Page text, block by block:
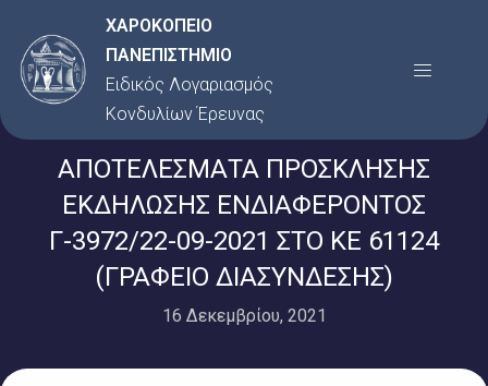
στο
περιεχόμενο
ΧΑΡΟΚΟΠΕΙΟ
ΠΑΝΕΠΙΣΤΗΜΙΟ
Ειδικός Λογαριασμός
Κονδυλίων Έρευνας
Menu
ΑΠΟΤΕΛΕΣΜΑΤΑ ΠΡΟΣΚΛΗΣΗΣ
ΕΚΔΗΛΩΣΗΣ ΕΝΔΙΑΦΕΡΟΝΤΟΣ
Γ-3972/22-09-2021 ΣΤΟ ΚΕ 61124
(ΓΡΑΦΕΙΟ ΔΙΑΣΥΝΔΕΣΗΣ)
16 Δεκεμβρίου, 2021